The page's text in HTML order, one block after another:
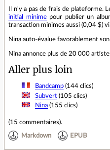
Il n'y a pas de frais de plateforme.
initial minimepour publier un
transaction minimes aussi (0,04 $)
Nina auto-évalue favorablement son
Nina annonce plus de 20 000
Aller plus loin
Bandcamp(144 clics)
Subvert(105 clics)
Nina(155 clics)
(15 commentaires).
Markdown EPUB